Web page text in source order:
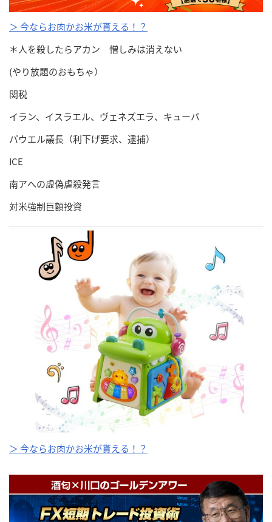
＞ 今ならお肉かお米が貰える！？
＊人を殺したらアカン 憎しみは消えない
(やり放題のおもちゃ）
関税
イラン、イスラエル、ヴェネズエラ、キューバ
パウエル議長（利下げ要求、逮捕）
ICE
南アへの虚偽虐殺発言
対米強制巨額投資
＞ 今ならお肉かお米が貰える！？